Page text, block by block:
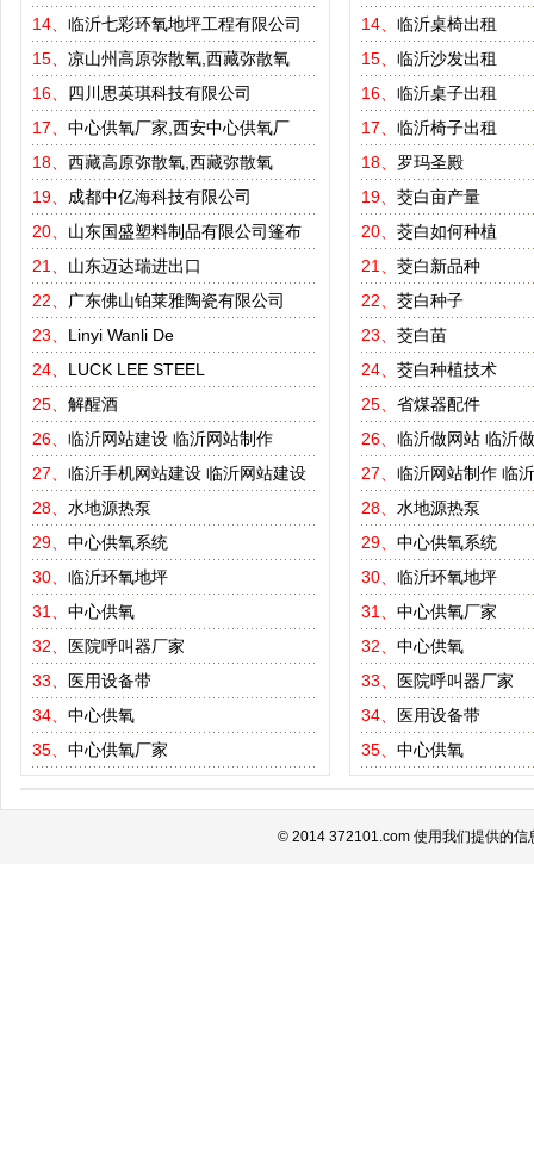
14、 临沂七彩环氧地坪工程有限公司
15、 凉山州高原弥散氧,西藏弥散氧
16、 四川思英琪科技有限公司
17、 中心供氧厂家,西安中心供氧厂
18、 西藏高原弥散氧,西藏弥散氧
19、 成都中亿海科技有限公司
20、 山东国盛塑料制品有限公司篷布
21、 山东迈达瑞进出口
22、
广东佛山铂莱雅陶瓷有限公司
23、 Linyi Wanli De
24、 LUCK LEE STEEL
25、 解醒酒
26、 临沂网站建设 临沂网站制作
27、 临沂手机网站建设 临沂网站建设
28、 水地源热泵
29、 中心供氧系统
30、 临沂环氧地坪
31、 中心供氧
32、
医院呼叫器厂家
33、
医用设备带
34、 中心供氧
35、 中心供氧厂家
14、 临沂桌椅出租
15、 临沂沙发出租
16、 临沂桌子出租
17、 临沂椅子出租
18、 罗玛圣殿
19、 茭白亩产量
20、 茭白如何种植
21、 茭白新品种
22、 茭白种子
23、 茭白苗
24、 茭白种植技术
25、 省煤器配件
26、 临沂做网站 临沂
27、 临沂网站制作 临
28、 水地源热泵
29、 中心供氧系统
30、 临沂环氧地坪
31、 中心供氧厂家
32、 中心供氧
33、
医院呼叫器厂家
34、
医用设备带
35、 中心供氧
© 2014 372101.com 使用我们提供的信